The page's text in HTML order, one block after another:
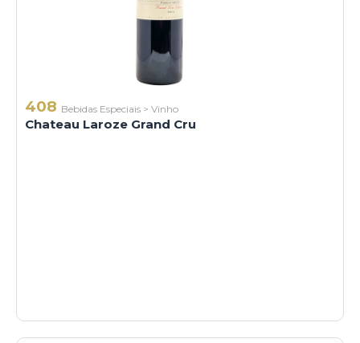
408 Bebidas Especiais > Vinho
Chateau Laroze Grand Cru